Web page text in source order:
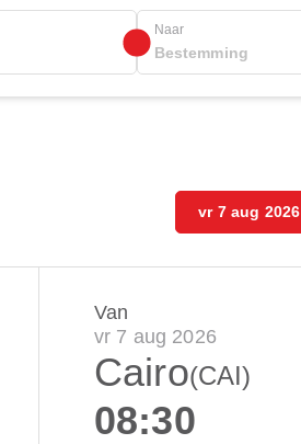
Naar
vr 7 aug 2026
Van
vr 7 aug 2026
Cairo(CAI)
08:30